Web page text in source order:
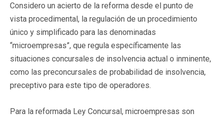
Considero un acierto de la reforma desde el punto de
vista procedimental, la regulación de un procedimiento
único y simplificado para las denominadas
“microempresas”, que regula específicamente las
situaciones concursales de insolvencia actual o inminente,
como las preconcursales de probabilidad de insolvencia,
preceptivo para este tipo de operadores.
Para la reformada Ley Concursal, microempresas son